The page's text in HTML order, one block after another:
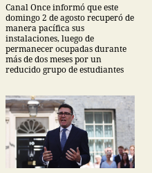
Canal Once informó que este
domingo 2 de agosto recuperó de
manera pacífica sus
instalaciones, luego de
permanecer ocupadas durante
más de dos meses por un
reducido grupo de estudiantes